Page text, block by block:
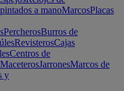
a manoMarcosPlacas
PercherosBurros de
RevisterosCajas
Centros de
MaceterosJarronesMarcos de
y